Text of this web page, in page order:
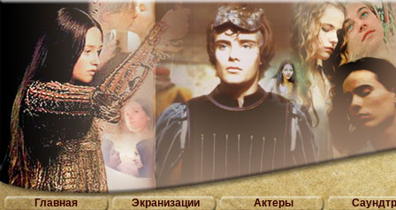
Главная Экранизации Актеры